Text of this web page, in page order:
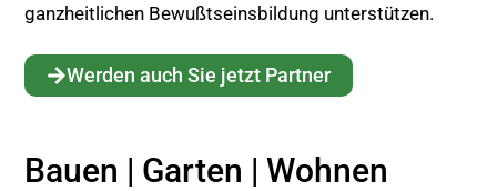
ganzheitlichen Bewußtseinsbildung unterstützen.
Werden auch Sie jetzt Partner
Bauen | Garten | Wohnen